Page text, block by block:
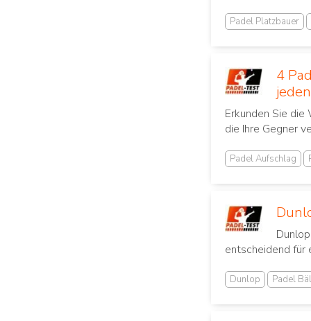
Padel Platzbauer
4
Erkunden Sie
die Ihre Gegner
Padel Aufschlag
entscheidend für
Dunlop Padel